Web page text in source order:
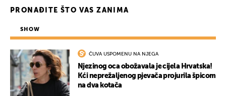
PRONAĐITE ŠTO VAS ZANIMA
SHOW
ČUVA USPOMENU NA NJEGA
Njezinog oca obožavala je cijela Hrvatska!
Kći neprežaljenog pjevača projurila špicom
na dva kotača